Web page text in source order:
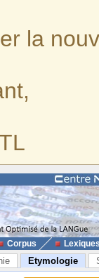
la
Corpus
Etymologie